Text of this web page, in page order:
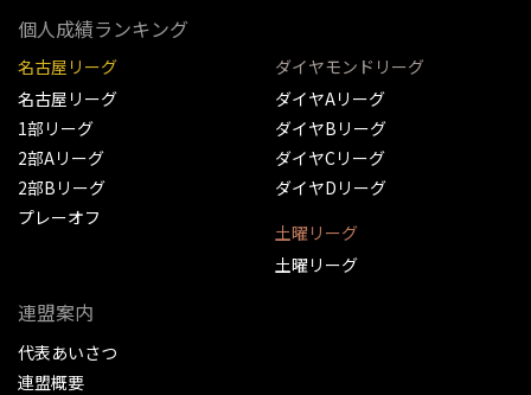
個人成績ランキング
名古屋リーグ
名古屋リーグ
1部リーグ
2部Aリーグ
2部Bリーグ
プレーオフ
ダイヤモンドリーグ
ダイヤAリーグ
ダイヤBリーグ
ダイヤCリーグ
ダイヤDリーグ
土曜リーグ
土曜リーグ
連盟案内
代表あいさつ
連盟概要